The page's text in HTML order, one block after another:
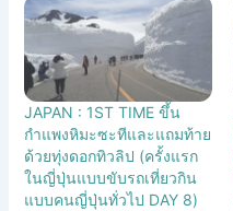
JAPAN : 1ST TIME ขึ้น
กำแพงหิมะซะทีและแถมท้าย
ด้วยทุ่งดอกทิวลิป (ครั้งแรก
ในญี่ปุ่นแบบขับรถเที่ยวกิน
แบบคนญี่ปุ่นทั่วไป DAY 8)